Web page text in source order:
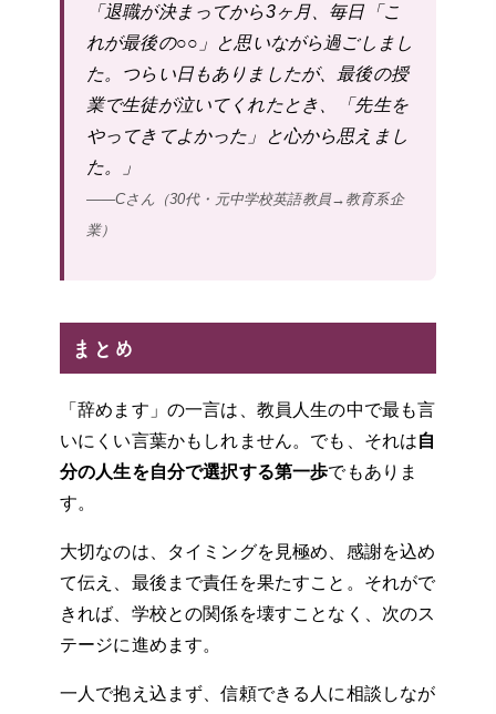
「退職が決まってから3ヶ月、毎日「こ
れが最後の○○」と思いながら過ごしまし
た。つらい日もありましたが、最後の授
業で生徒が泣いてくれたとき、「先生を
やってきてよかった」と心から思えまし
た。」
——Cさん（30代・元中学校英語教員→教育系企
業）
まとめ
「辞めます」の一言は、教員人生の中で最も言
いにくい言葉かもしれません。でも、それは自
分の人生を自分で選択する第一歩でもありま
す。
大切なのは、タイミングを見極め、感謝を込め
て伝え、最後まで責任を果たすこと。それがで
きれば、学校との関係を壊すことなく、次のス
テージに進めます。
一人で抱え込まず、信頼できる人に相談しなが